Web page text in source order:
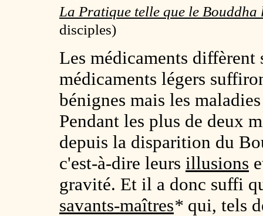
La Pratique telle que le Bouddha
disciples)
Les médicaments diffèrent
médicaments légers
bénignes mais les
Pendant les plus de deux
depuis la disparition du
c'est-à-dire leurs illusions
gravité. Et il a donc suffi
savants-maîtres* qui, tels